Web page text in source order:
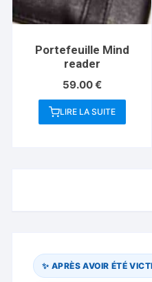
Portefeuille Mind
reader
59.00€
LIRE LA SUITE
✨ APRÈS AVOIR ÉTÉ